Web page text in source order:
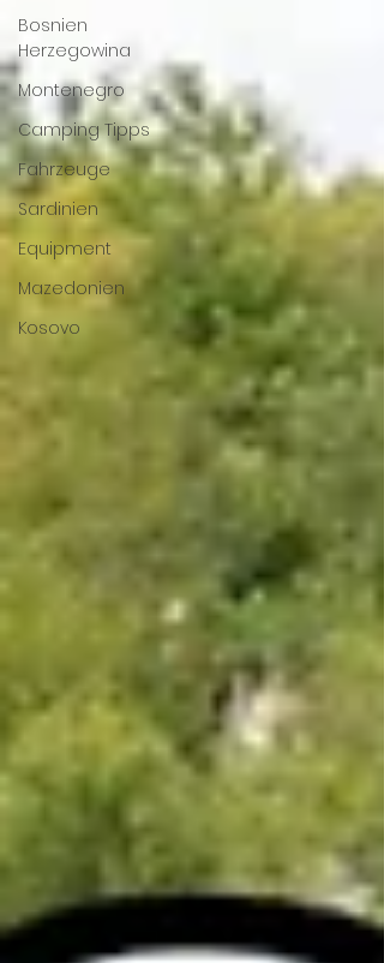
Bosnien
Herzegowina
Montenegro
Camping Tipps
Fahrzeuge
Sardinien
Equipment
Mazedonien
Kosovo